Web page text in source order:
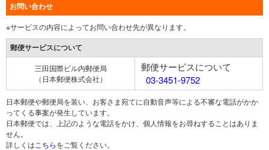
お問い合わせ
※サービスの内容によってお問い合わせ先が異なります。
郵便サービスについて
三田国際ビル内郵便局
（日本郵便株式会社）
郵便サービスについて
03-3451-9752
日本郵便や郵便局を装い、お客さま宛てに自動音声等による不審な電話がかか
ってくる事案が発生しています。
日本郵便では、上記のような電話をかけ、個人情報をお尋ねすることはありま
せん。
詳しくは こちらをご覧ください。